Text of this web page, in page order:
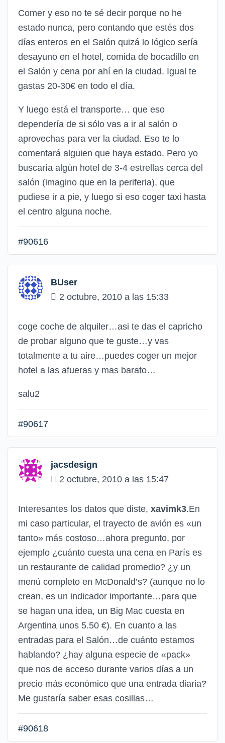
Comer y eso no te sé decir porque no he
estado nunca, pero contando que estés dos
días enteros en el Salón quizá lo lógico sería
desayuno en el hotel, comida de bocadillo en
el Salón y cena por ahí en la ciudad. Igual te
gastas 20-30€ en todo el día.
Y luego está el transporte… que eso
dependería de si sólo vas a ir al salón o
aprovechas para ver la ciudad. Eso te lo
comentará alguien que haya estado. Pero yo
buscaría algún hotel de 3-4 estrellas cerca del
salón (imagino que en la periferia), que
pudiese ir a pie, y luego si eso coger taxi hasta
el centro alguna noche.
#90616
BUser
2 octubre, 2010 a las 15:33
coge coche de alquiler…asi te das el capricho
de probar alguno que te guste…y vas
totalmente a tu aire…puedes coger un mejor
hotel a las afueras y mas barato…
salu2
#90617
jacsdesign
2 octubre, 2010 a las 15:47
Interesantes los datos que diste, xavimk3.En
mi caso particular, el trayecto de avión es «un
tanto» más costoso…ahora pregunto, por
ejemplo ¿cuánto cuesta una cena en París es
un restaurante de calidad promedio? ¿y un
menú completo en McDonald’s? (aunque no lo
crean, es un indicador importante…para que
se hagan una idea, un Big Mac cuesta en
Argentina unos 5.50 €). En cuanto a las
entradas para el Salón…de cuánto estamos
hablando? ¿hay alguna especie de «pack»
que nos de acceso durante varios días a un
precio más económico que una entrada diaria?
Me gustaría saber esas cosillas…
#90618